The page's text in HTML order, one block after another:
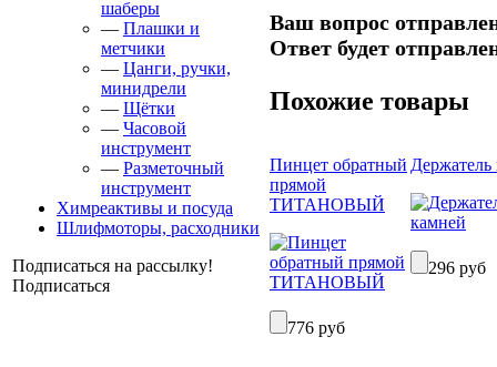
шаберы
— Плашки и
метчики
— Цанги, ручки,
минидрели
— Щётки
— Часовой
инструмент
— Разметочный
инструмент
Химреактивы и посуда
Шлифмоторы, расходники
Подписаться на рассылку!
Подписаться
Ваш вопрос
Ответ будет
Похожие товары
Пинцет обратный
прямой
ТИТАНОВЫЙ
776 руб
Держатель
296 руб